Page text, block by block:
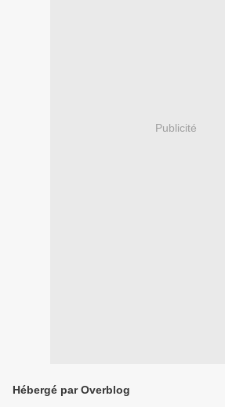
Publicité
Hébergé par Overblog